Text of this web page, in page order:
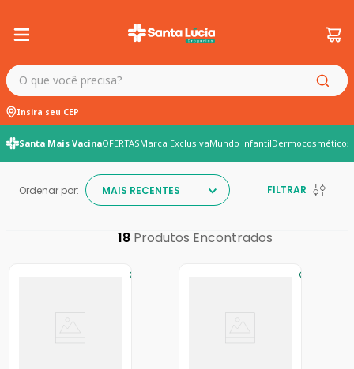
O que você precisa?
Insira seu CEP
Santa Mais VacinaOFERTASMarca ExclusivaMundo infantilDermocosméticos
Ordenar por: MAIS RECENTES FILTRAR
18